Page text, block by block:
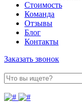
Стоимость
Команда
Отзывы
Блог
Контакты
Заказать звонок